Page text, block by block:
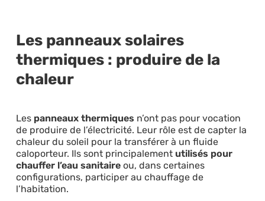
Les panneaux solaires
thermiques : produire de la
chaleur
Les panneaux thermiques n’ont pas pour vocation
de produire de l’électricité. Leur rôle est de capter la
chaleur du soleil pour la transférer à un fluide
caloporteur. Ils sont principalement utilisés pour
chauffer l’eau sanitaireou, dans certaines
configurations, participer au chauffage de
l’habitation.